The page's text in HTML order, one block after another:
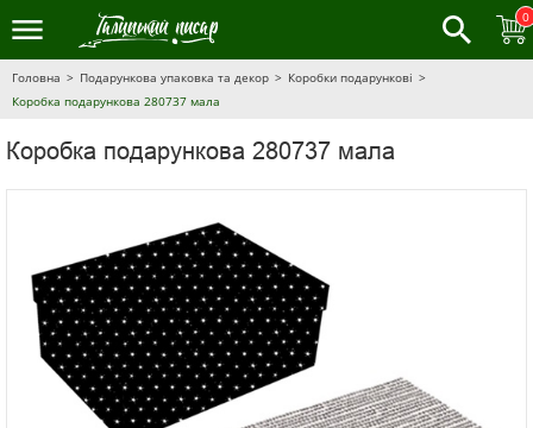
0
Головна Подарункова упаковка та декор
Коробки подарункові
Коробка подарункова 280737 мала
Коробка подарункова 280737 мала